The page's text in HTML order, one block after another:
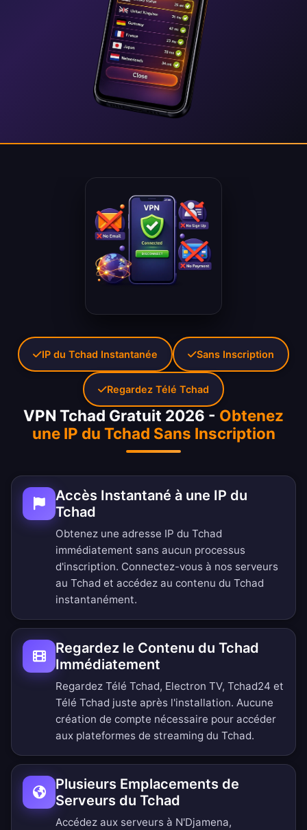
VPN Tchad Gratuit 2026 - Obtenez
une IP du Tchad Sans Inscription
Accès Instantané à une IP du
Tchad
Obtenez une adresse IP du Tchad
immédiatement sans aucun processus
d'inscription. Connectez-vous à nos serveurs
au Tchad et accédez au contenu du Tchad
instantanément.
Regardez le Contenu du Tchad
Immédiatement
Regardez Télé Tchad, Electron TV, Tchad24 et
Télé Tchad juste après l'installation. Aucune
création de compte nécessaire pour accéder
aux plateformes de streaming du Tchad.
Plusieurs Emplacements de
Serveurs du Tchad
Accédez aux serveurs à N'Djamena,
IP du Tchad Instantanée Sans Inscription
Regardez Télé Tchad